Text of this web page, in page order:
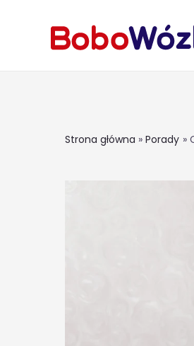
Strona główna Porady